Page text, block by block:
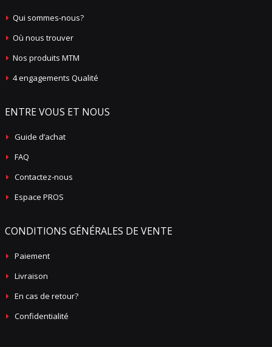
Qui sommes-nous?
Où nous trouver
Nos produits MTM
4 engagements Qualité
ENTRE VOUS ET NOUS
Guide d’achat
FAQ
Contactez-nous
Espace PROS
CONDITIONS GÉNÉRALES DE VENTE
Paiement
Livraison
En cas de retour?
Confidentialité